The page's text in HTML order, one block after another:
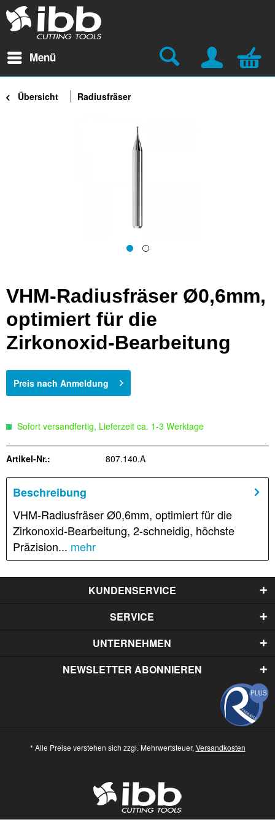
Menü
Übersicht Radiusfräser
VHM-Radiusfräser Ø0,6mm,
optimiert für die
Zirkonoxid-Bearbeitung
Preis nach Anmeldung
Sofort versandfertig, Lieferzeit ca. 1-3 Werktage
Artikel-Nr.: 807.140.A
Beschreibung
VHM-Radiusfräser Ø0,6mm, optimiert für die
Zirkonoxid-Bearbeitung, 2-schneidig, höchste
Präzision... mehr
KUNDENSERVICE
SERVICE
UNTERNEHMEN
NEWSLETTER ABONNIEREN
* Alle Preise verstehen sich zzgl. Mehrwertsteuer, Versandkosten